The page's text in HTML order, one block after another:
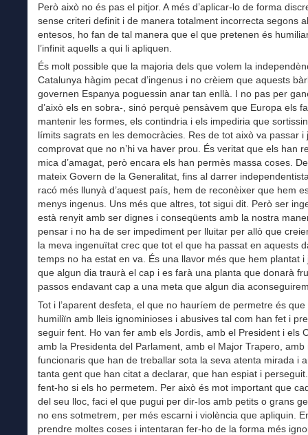
Però això no és pas el pitjor. A més d’aplicar-lo de forma
sense criteri definit i de manera totalment incorrecta segons
entesos, ho fan de tal manera que el que pretenen és
l’infinit aquells a qui li apliquen.
És molt possible que la majoria dels que volem la
Catalunya hàgim pecat d’ingenus i no crèiem que aquests
governen Espanya poguessin anar tan enllà. I no pas per
d’això els en sobra-, sinó perquè pensàvem que Europa els
mantenir les formes, els contindria i els impediria que sortissin
límits sagrats en les democràcies. Res de tot això va passar i
comprovat que no n’hi va haver prou. És veritat que els han
mica d’amagat, però encara els han permès massa coses.
mateix Govern de la Generalitat, fins al darrer
racó més llunyà d’aquest país, hem de reconèixer que hem
menys ingenus. Uns més que altres, tot sigui dit. Però ser
està renyit amb ser dignes i conseqüents amb la nostra
pensar i no ha de ser impediment per lluitar per allò que
la meva ingenuïtat crec que tot el que ha passat en aquests
temps no ha estat en va. És una llavor més que hem plantat i
que algun dia traurà el cap i es farà una planta que donarà
passos endavant cap a una meta que algun dia
Tot i l’aparent desfeta, el que no hauríem de permetre és que
humiliïn amb lleis ignominioses i abusives tal com han fet i
seguir fent. Ho van fer amb els Jordis, amb el President i els
amb la Presidenta del Parlament, amb el Major Trapero, amb
funcionaris que han de treballar sota la seva atenta mirada i
tanta gent que han citat a declarar, que han espiat i
fent-ho si els ho permetem. Per això és mot important que
del seu lloc, faci el que pugui per dir-los amb petits o grans
no ens sotmetrem, per més escarni i violència que apliquin.
prendre moltes coses i intentaran fer-ho de la forma més